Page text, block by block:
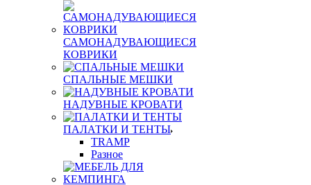
САМОНАДУВАЮЩИЕСЯ
КОВРИКИ
СПАЛЬНЫЕ МЕШКИ
НАДУВНЫЕ КРОВАТИ
ПАЛАТКИ И ТЕНТЫ
TRAMP
Разное